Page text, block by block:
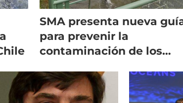
SMA presenta nueva
para prevenir la
contaminación de los